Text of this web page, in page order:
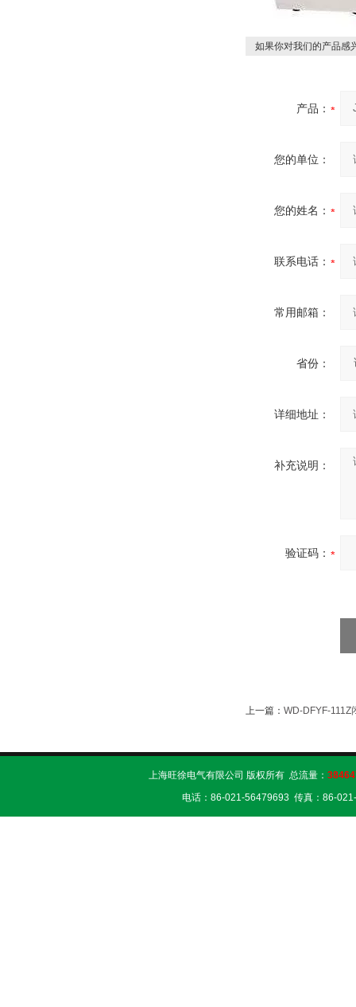
如果你对我们的产品感
产品：
您的单位：
您的姓名：
联系电话：
常用邮箱：
省份：
详细地址：
补充说明：
验证码：
上一篇： WD-DFYF-111Z
上海旺徐电气有限公司 版权所有 总流量：
电话：86-021-56479693 传真：86-